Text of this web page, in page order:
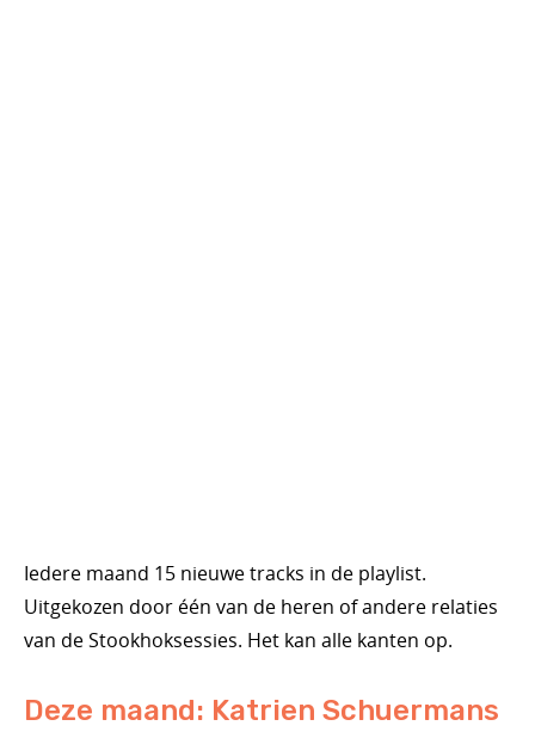
Iedere maand 15 nieuwe tracks in de playlist.
Uitgekozen door één van de heren of andere relaties
van de Stookhoksessies. Het kan alle kanten op.
Deze maand: Katrien Schuermans